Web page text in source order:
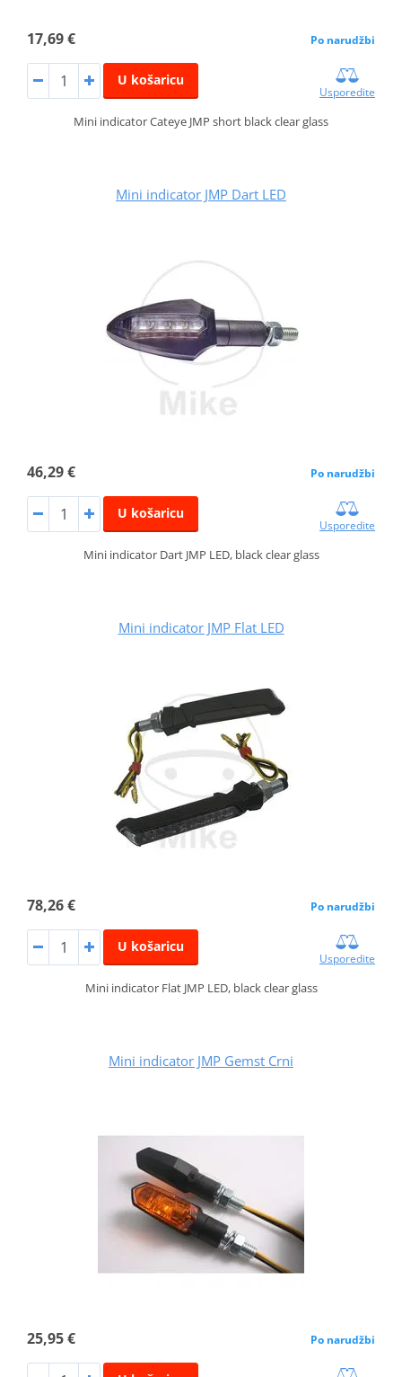
17,69 € Po narudžbi
U košaricu
Usporedite
Mini indicator Cateye JMP short black clear glass
Mini indicator JMP Dart LED
46,29 € Po narudžbi
U košaricu
Usporedite
Mini indicator Dart JMP LED, black clear glass
Mini indicator JMP Flat LED
78,26 € Po narudžbi
U košaricu
Usporedite
Mini indicator Flat JMP LED, black clear glass
Mini indicator JMP Gemst Crni
25,95 € Po narudžbi